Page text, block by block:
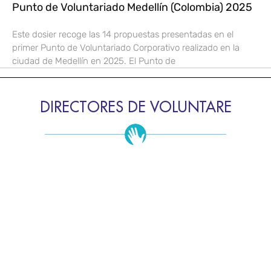
Punto de Voluntariado Medellín (Colombia) 2025
Este dosier recoge las 14 propuestas presentadas en el
primer Punto de Voluntariado Corporativo realizado en la
ciudad de Medellín en 2025. El Punto de
DIRECTORES DE VOLUNTARE